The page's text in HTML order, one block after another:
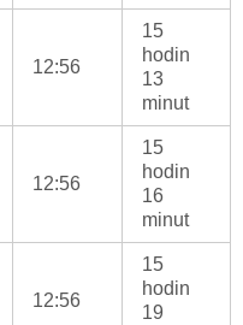
12:56
15
hodin
13
minut
12:56
15
hodin
16
minut
12:56
15
hodin
19